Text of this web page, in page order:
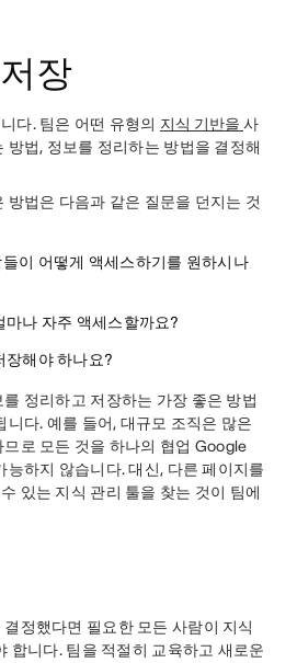
장
다. 팀은 어떤 유형의 지식 기반을 사
방법, 정보를 정리하는 방법을 결정해
방법은 다음과 같은 질문을 던지는 것
이 어떻게 액세스하기를 원하시나
마나 자주 액세스할까요?
장해야 하나요?
정리하고 저장하는 가장 좋은 방법
니다. 예를 들어, 대규모 조직은 많은
로 모든 것을 하나의 협업 Google
능하지 않습니다. 대신, 다른 페이지를
있는 지식 관리 툴을 찾는 것이 팀에
정했다면 필요한 모든 사람이 지식
합니다. 팀을 적절히 교육하고 새로운